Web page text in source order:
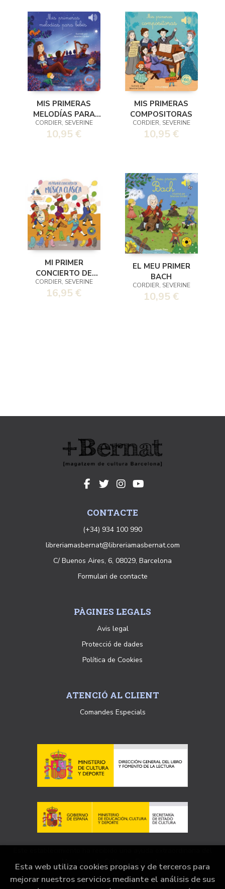
MIS PRIMERAS
MELODÍAS PARA
BEBÉS
CORDIER, SEVERINE
10,95 €
MIS PRIMERAS
COMPOSITORAS
CORDIER, SEVERINE
10,95 €
MI PRIMER
CONCIERTO DE
MÚSICA CLÁSICA.
LUCES Y SONIDOS
CORDIER, SEVERINE
16,95 €
EL MEU PRIMER
BACH
CORDIER, SEVERINE
10,95 €
CONTACTE
(+34) 934 100 990
libreriamasbernat@libreriamasbernat.com
C/ Buenos Aires, 6, 08029, Barcelona
Formulari de contacte
PÀGINES LEGALS
Avis legal
Protecció de dades
Política de Cookies
ATENCIÓ AL CLIENT
Comandes Especials
Ministerio de Cultura y Deporte.
Esta web utiliza cookies propias y de terceros para
mejorar nuestros servicios mediante el análisis de sus